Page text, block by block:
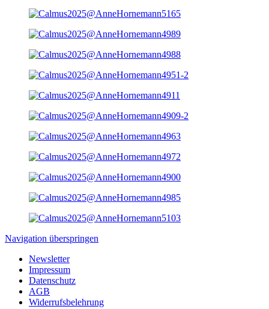
Navigation überspringen
Newsletter
Impressum
Datenschutz
AGB
Widerrufsbelehrung